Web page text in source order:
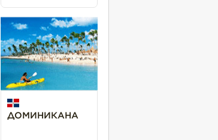
ДОМИНИКАНА